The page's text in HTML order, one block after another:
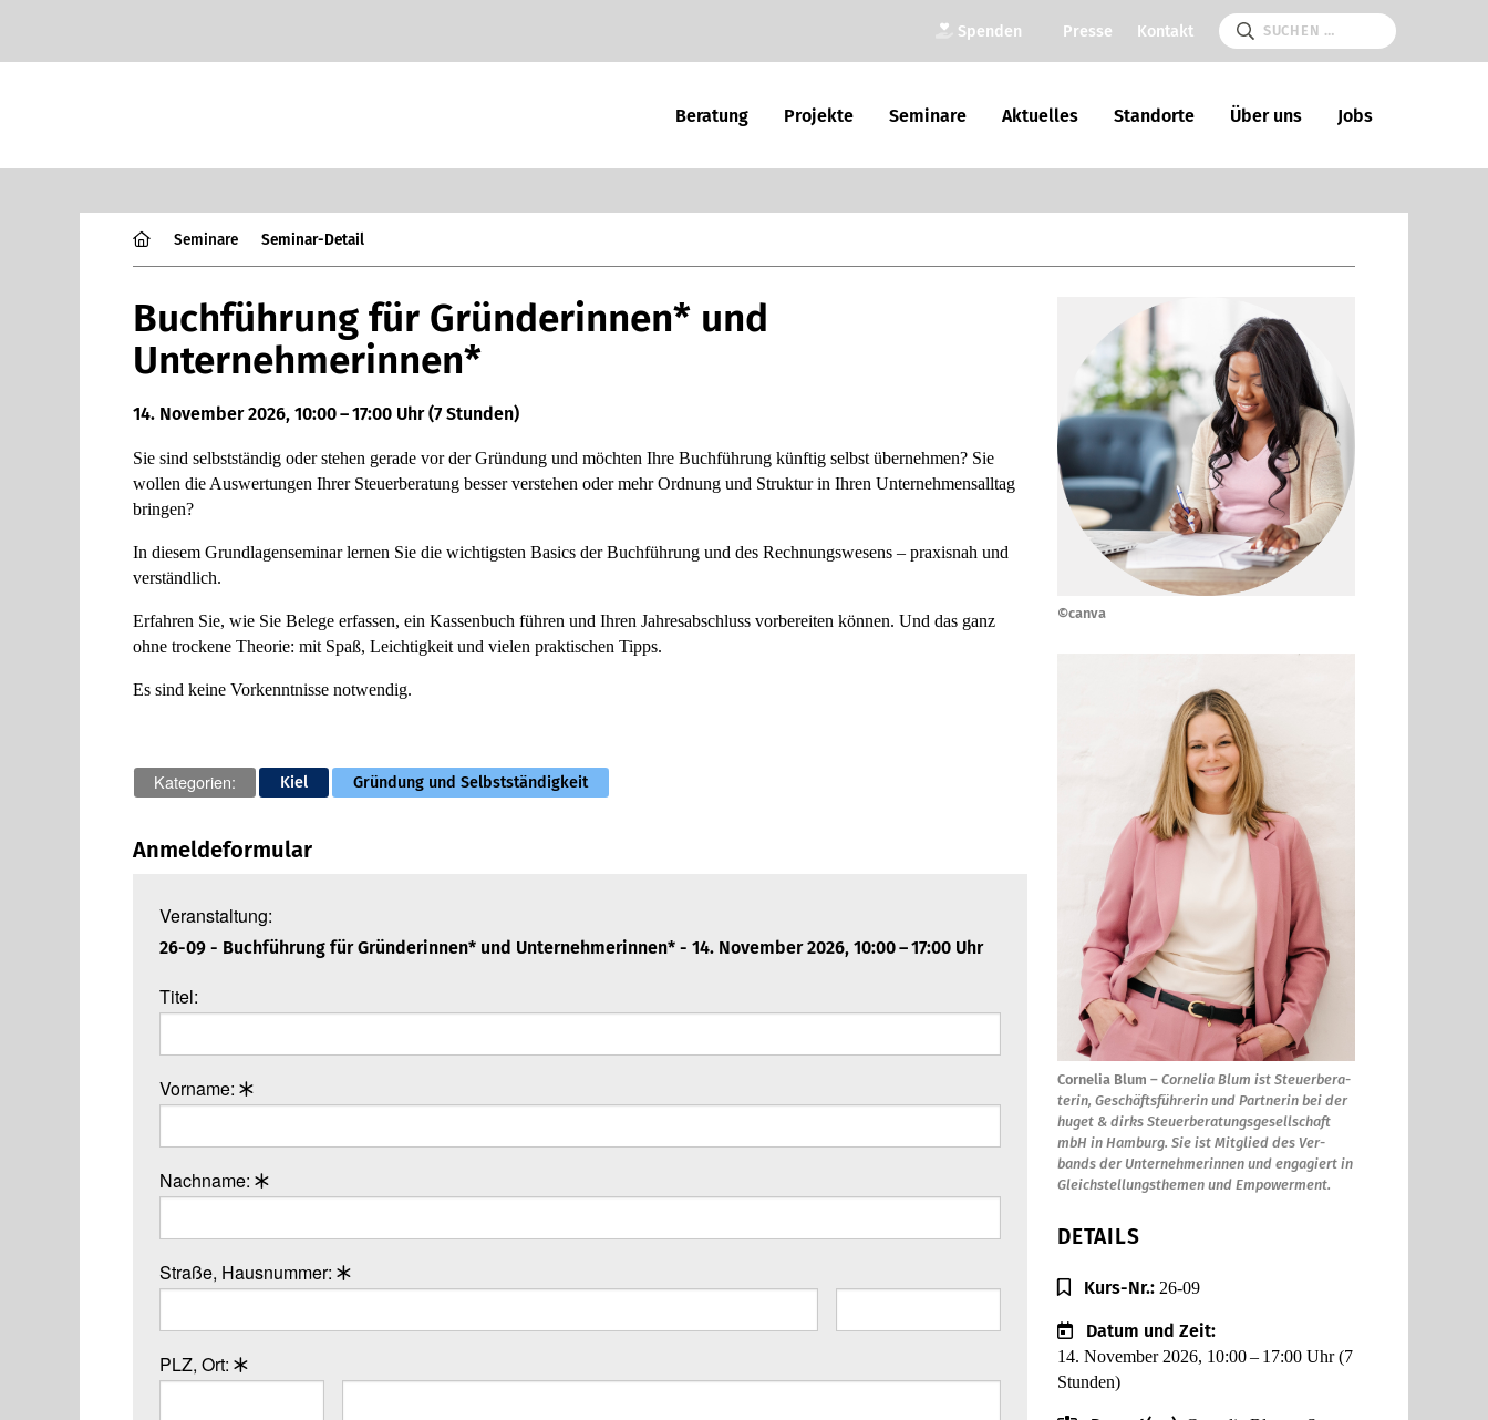
Spenden Presse Kontakt
Bera­tung Pro­jekte Semi­nare Aktu­el­les Stand­orte Über uns Jobs
Semi­nare Semi­nar-Detail
Buchführung für Gründerinnen* und
Unternehmerinnen*
14. November 2026, 10:00 – 17:00 Uhr(7 Stunden)
Sie sind selbst­stän­dig oder stehen gerade vor der Grün­dung und möch­ten Ihre Buch­füh­rung künf­tig selbst über­neh­men? Sie
wollen die Aus­wer­tun­gen Ihrer Steu­er­be­ra­tung besser ver­ste­hen oder mehr Ord­nung und Struk­tur in Ihren Unter­neh­mens­all­tag
brin­gen?
In diesem Grund­la­g­en­se­mi­nar lernen Sie die wich­tigs­ten Basics der Buch­füh­rung und des Rech­nungs­we­sens – pra­xis­nah und
ver­ständ­lich.
Erfah­ren Sie, wie Sie Belege erfas­sen, ein Kas­sen­buch führen und Ihren Jah­res­ab­schluss vor­be­rei­ten können. Und das ganz
ohne tro­ckene Theo­rie: mit Spaß, Leich­tig­keit und vielen prak­ti­schen Tipps.
Es sind keine Vor­kennt­nisse not­wen­dig.
Kategorien: Kiel Gründung und Selbstständigkeit
Anmeldeformular
Veranstaltung:
26-09 - Buch­füh­rung für Grün­de­rin­nen* und Unter­neh­me­rin­nen* - 14. Novem­ber 2026, 10:00 – 17:00 Uhr
Titel:
Vorname:
Nachname:
Straße, Hausnummer:
PLZ, Ort:
©canva
Cor­ne­lia Blum – Cor­ne­lia Blum ist Steu­er­be­ra­
te­rin, Geschäfts­füh­re­rin und Part­ne­rin bei der
huget & dirks Steu­er­be­ra­tungs­ge­sell­schaft
mbH in Ham­burg. Sie ist Mit­glied des Ver­
bands der Unter­neh­me­rin­nen und enga­giert in
Gleich­stel­lungs­the­men und Empower­ment.
DETAILS
Kurs-Nr.:26-09
Datum und Zeit:
14. Novem­ber 2026, 10:00 – 17:00 Uhr(7
Stun­den)